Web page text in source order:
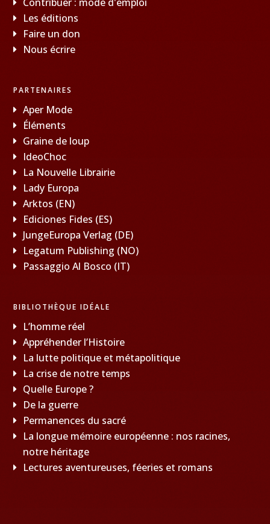
Les éditions
Faire un don
Nous écrire
PARTENAIRES
Aper Mode
Éléments
Graine de loup
IdeoChoc
La Nouvelle Librairie
Lady Europa
Arktos (EN)
Ediciones Fides (ES)
JungeEuropa Verlag (DE)
Legatum Publishing (NO)
Passaggio Al Bosco (IT)
BIBLIOTHÈQUE IDÉALE
L’homme réel
Appréhender l’Histoire
La lutte politique et métapolitique
La crise de notre temps
Quelle Europe ?
De la guerre
Permanences du sacré
La longue mémoire européenne : nos racines,
notre héritage
Lectures aventureuses, féeries et romans